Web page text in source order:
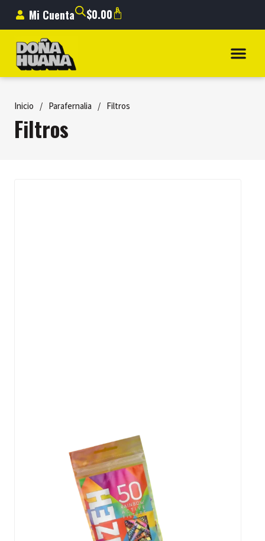
Mi Cuenta $0.00 0
Inicio / Parafernalia / Filtros
Filtros